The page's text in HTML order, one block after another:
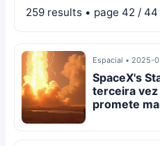
que est? mudando e por
259 results • page 42 / 44
Espacial • 2025-
SpaceX's
terceira
promete